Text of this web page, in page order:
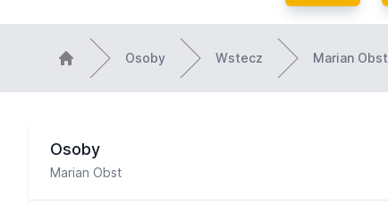
Osoby Wstecz Marian Obst
Osoby
Marian Obst